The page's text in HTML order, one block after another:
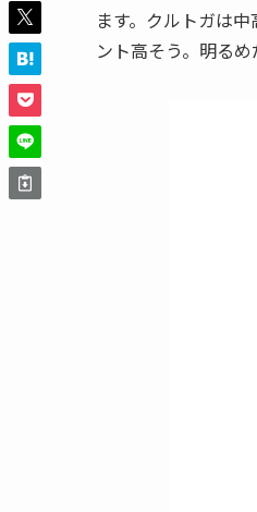
ます。クルトガは
ント高そう。明る